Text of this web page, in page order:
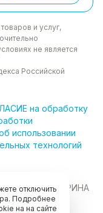
и услуг,
не является
Российской
на обработку
использовании
технологий
КОЛОМАСОВА ИРИНА
ОГРНИП
отключить
Подробнее
на на сайте